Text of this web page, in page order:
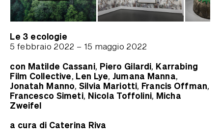
Le 3 ecologie
5 febbraio 2022 – 15 maggio 2022
con Matilde Cassani, Piero Gilardi, Karrabing
Film Collective, Len Lye, Jumana Manna,
Jonatah Manno, Silvia Mariotti, Francis Offman,
Francesco Simeti, Nicola Toffolini, Micha
Zweifel
a cura di Caterina Riva